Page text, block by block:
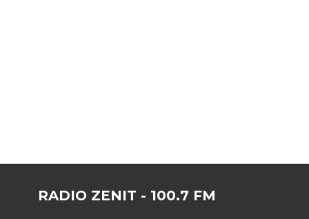
RADIO ZENIT - 100.7 FM